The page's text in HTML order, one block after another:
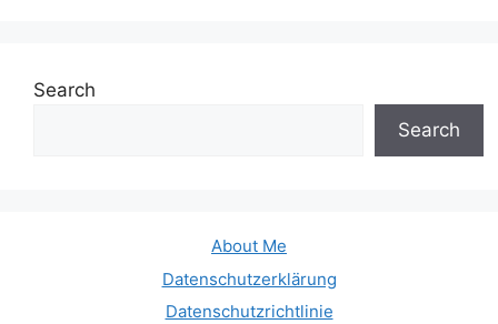
Search
Search
About Me
Datenschutzerklärung
Datenschutzrichtlinie